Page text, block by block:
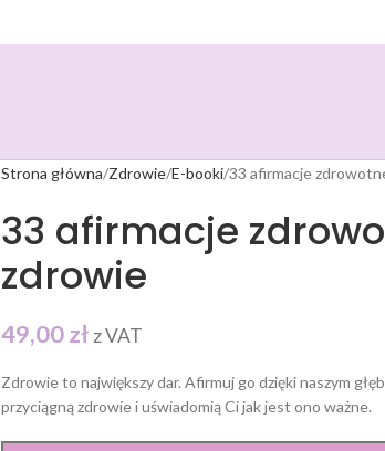
Strona główna Zdrowie E-booki 33 afirmacje
33 afirmacje
zdrowie
49,00zł z VAT
Zdrowie to największy dar. Afirmuj go dzięki naszym
przyciągną zdrowie i uświadomią Ci jak jest ono ważne.